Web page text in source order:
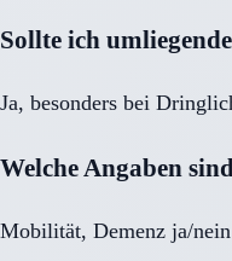
Sollte ich
Ja, besonders bei
Welche Angaben
Mobilität, Demenz ja/